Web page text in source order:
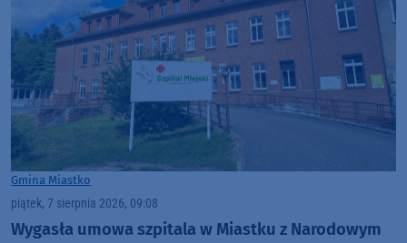
Gmina Miastko
piątek, 7 sierpnia 2026, 09:08
Wygasła umowa szpitala w Miastku z Narodowym